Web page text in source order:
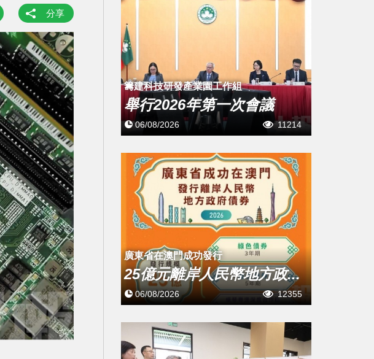
分享
籌建科技研發產業園工作組
舉行2026年第一次會議
06/08/2026 11214
廣東省在澳門成功發行
25億元離岸人民幣地方政...
06/08/2026 12355